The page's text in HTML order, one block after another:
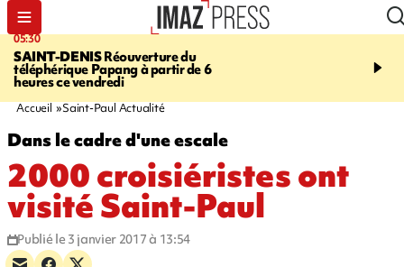
05:30
SAINT-DENISRéouverture du
téléphérique Papang à partir de 6
heures ce vendredi
07:00
Un vendredi
Accueil Saint-Paul Actualité
Dans le cadre d'une escale
2000 croisiéristes ont
visité Saint-Paul
Publié le 3 janvier 2017 à 13:54